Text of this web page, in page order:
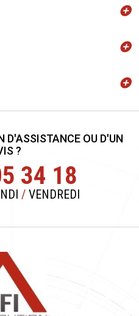
D'ASSISTANCE OU D'UN
?
34 18
/VENDREDI